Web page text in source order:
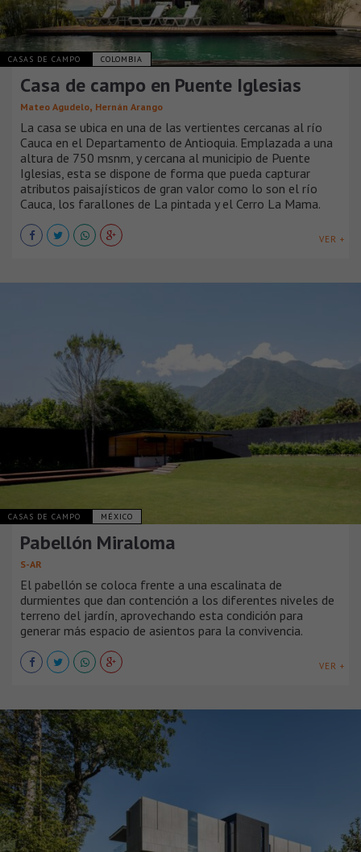
CASAS DE CAMPO COLOMBIA
Casa de campo en Puente Iglesias
Mateo Agudelo, Hernán Arango
La casa se ubica en una de las vertientes cercanas al río
Cauca en el Departamento de Antioquia. Emplazada a una
altura de 750 msnm, y cercana al municipio de Puente
Iglesias, esta se dispone de forma que pueda capturar
atributos paisajísticos de gran valor como lo son el río
Cauca, los farallones de La pintada y el Cerro La Mama.
VER +
CASAS DE CAMPO MÉXICO
Pabellón Miraloma
S-AR
El pabellón se coloca frente a una escalinata de
durmientes que dan contención a los diferentes niveles de
terreno del jardín, aprovechando esta condición para
generar más espacio de asientos para la convivencia.
VER +